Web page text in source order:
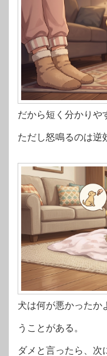
だから短く分かりや
ただし怒鳴るのは逆
犬は何が悪かったか
うことがある。
ダメと言ったら、次